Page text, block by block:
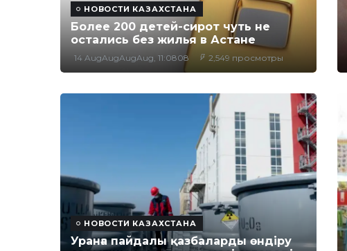
НОВОСТИ КАЗАХСТАНА
Более 200 детей-сирот чуть не
остались без жилья в Астане
14 AugAugAugAug, 11:0808 2,549 просмотры
НОВОСТИ КАЗАХСТАНА
Уранға пайдалы қазбаларды өндіру